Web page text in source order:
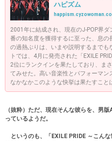
ハピズム
2001年に結成され、現在のJ-POP界
番の知名度を獲得するに至った、息の
の過熱ぶりは、いまや説明するまでも
トでは、4月に発売された「EXILE
2位にランクインを果たしており、ま
てみせた。高い音楽性とパフォーマン
なかなかこのような快挙は果たすこと
（抜粋）ただ、現在そんな彼らを、男
っているようだ。
というのも、「EXILE PRIDE ～こん